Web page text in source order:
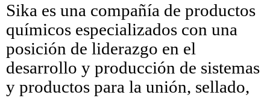
Sika es una compañía de productos
químicos especializados con una
posición de liderazgo en el
desarrollo y producción de sistemas
y productos para la unión, sellado,